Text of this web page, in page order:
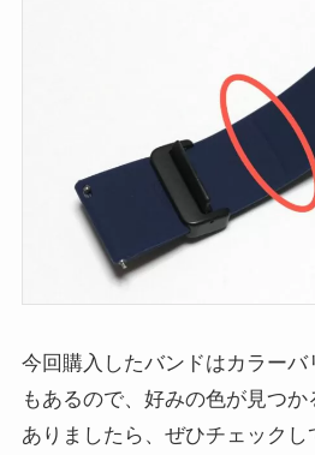
今回購入したバンドはカラー
もあるので、好みの色が見つ
ありましたら、ぜひチェックし